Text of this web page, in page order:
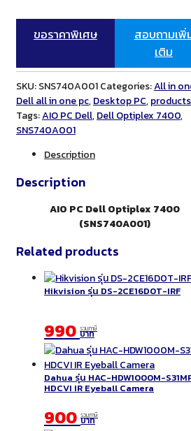
ขอราคาพิเศษ
สอบถามเพิ่
เติม
SKU:SNS740A001Categories:All in
Dell all in one pc,Desktop PC,products
Tags:AIO PC Dell,Dell Optiplex 7400,
SNS740A001
Description
Description
AIO PC Dell Optiplex 7400
(SNS740A001)
Related products
Hikvision รุ่น DS-2CE16D0T-IRF
990 รวมภาษี
บาท
Dahua รุ่น HAC-HDW1000M-
HDCVI IR Eyeball Camera
900 รวมภาษี
บาท